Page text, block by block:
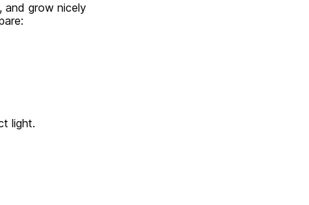
and grow nicely
light.